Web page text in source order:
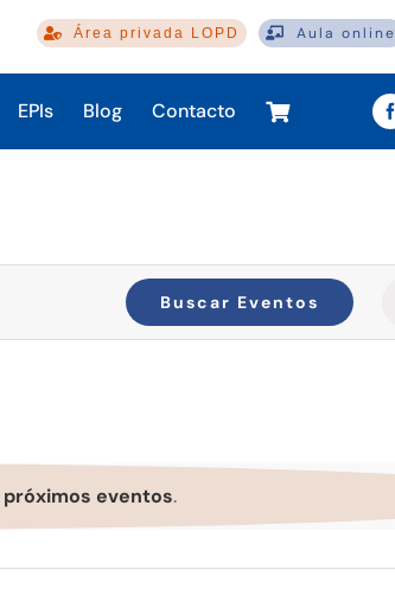
Área privada LOPD Aula online
EPIs Blog Contacto
próximos eventos.
Buscar Eventos